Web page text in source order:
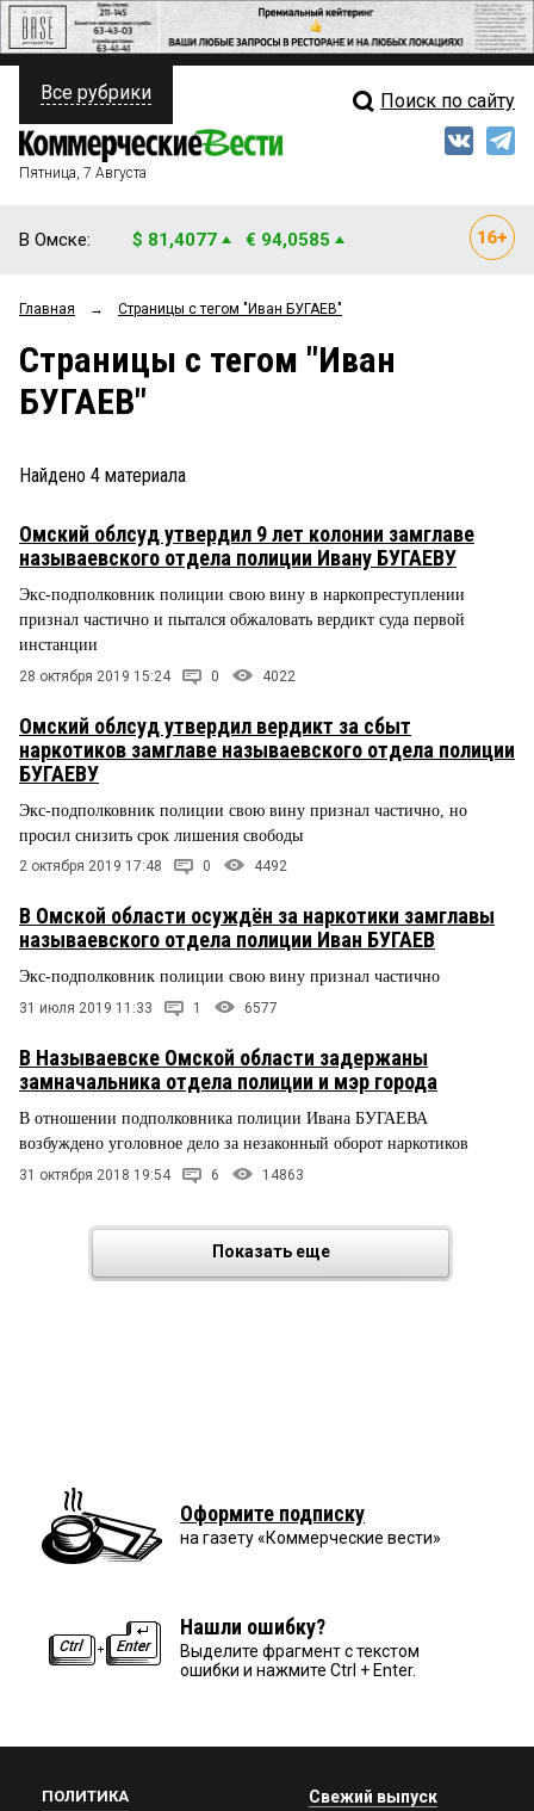
ПОЛИТИКА
ФИНАНСЫ
ОБЩЕСТВО
ЗАКОН
ПРОИСШЕСТВИЯ
СТИЛЬ ЖИЗНИ
Свежий выпуск
Мнения
Рейтинги
Все рубрики Поиск по сайту
Пятница, 7 Августа
В Омске: $ 81,4077 € 94,0585
Главная → Страницы c тегом "Иван БУГАЕВ"
Страницы c тегом "Иван
БУГАЕВ"
Найдено 4 материала
Омский облсуд утвердил 9 лет колонии замглаве
называевского отдела полиции Ивану БУГАЕВУ
Экс-подполковник полиции свою вину в наркопреступлении
признал частично и пытался обжаловать вердикт суда первой
инстанции
28 октября 2019 15:24 0 4022
Омский облсуд утвердил вердикт за сбыт
наркотиков замглаве называевского отдела полиции
БУГАЕВУ
Экс-подполковник полиции свою вину признал частично, но
просил снизить срок лишения свободы
2 октября 2019 17:48 0 4492
В Омской области осуждён за наркотики замглавы
называевского отдела полиции Иван БУГАЕВ
Экс-подполковник полиции свою вину признал частично
31 июля 2019 11:33 1 6577
В Называевске Омской области задержаны
замначальника отдела полиции и мэр города
В отношении подполковника полиции Ивана БУГАЕВА
возбуждено уголовное дело за незаконный оборот наркотиков
31 октября 2018 19:54 6 14863
Показать еще
Оформите подписку
на газету «Коммерческие вести»
Нашли ошибку?
Выделите фрагмент с текстом
ошибки и нажмите Ctrl + Enter.
ПОЛИТИКА Свежий выпуск